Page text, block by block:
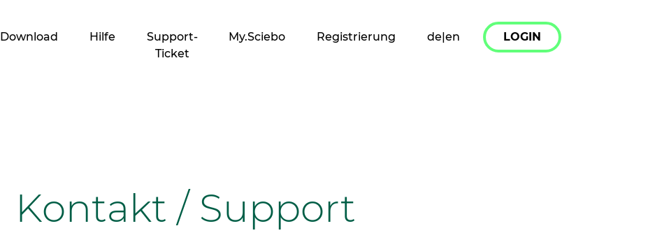
Download Hilfe
Support-
Ticket
My.Sciebo Registrierung de|en LOGIN
Kontakt / Support